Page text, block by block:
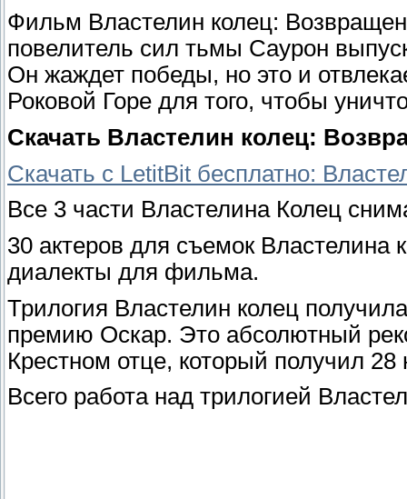
Фильм Властелин колец:
повелитель сил тьмы Саурон
Он жаждет победы, но это и
Роковой Горе для того, чтобы
Скачать Властелин колец:
Скачать с LetitBit бесплатно:
Все 3 части Властелина Колец
30 актеров для съемок
диалекты для фильма.
Трилогия Властелин колец
премию Оскар. Это абсолютный
Крестном отце, который получил
Всего работа над трилогией